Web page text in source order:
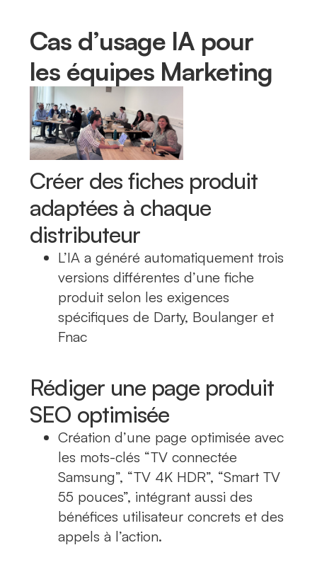
Cas d’usage IA pour
les équipes Marketing
Créer des fiches produit
adaptées à chaque
distributeur
L’IA a généré automatiquement trois
versions différentes d’une fiche
produit selon les exigences
spécifiques de Darty, Boulanger et
Fnac
Rédiger une page produit
SEO optimisée
Création d’une page optimisée avec
les mots-clés “TV connectée
Samsung”, “TV 4K HDR”, “Smart TV
55 pouces”, intégrant aussi des
bénéfices utilisateur concrets et des
appels à l’action.